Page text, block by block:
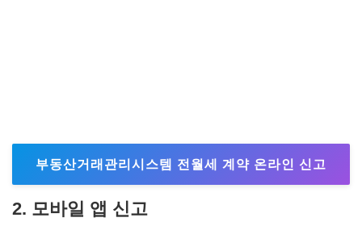
부동산거래관리시스템 전월세 계약 온라인 신고
2. 모바일 앱 신고